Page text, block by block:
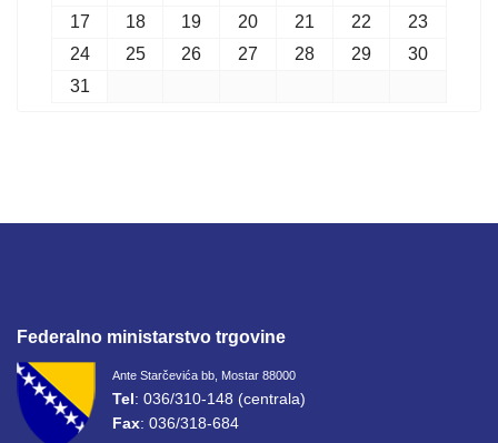
17
18 19 20 21 22
23
24
25 26 27 28 29
30
31
Federalno ministarstvo trgovine
Ante Starčevića bb, Mostar 88000
Tel: 036/310-148 (centrala)
Fax: 036/318-684